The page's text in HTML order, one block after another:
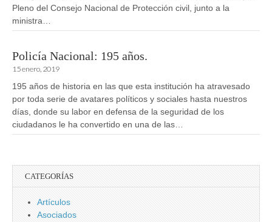
Pleno del Consejo Nacional de Protección civil, junto a la
ministra…
Policía Nacional: 195 años.
15 enero, 2019
195 años de historia en las que esta institución ha atravesado
por toda serie de avatares políticos y sociales hasta nuestros
días, donde su labor en defensa de la seguridad de los
ciudadanos le ha convertido en una de las…
CATEGORÍAS
Artículos
Asociados